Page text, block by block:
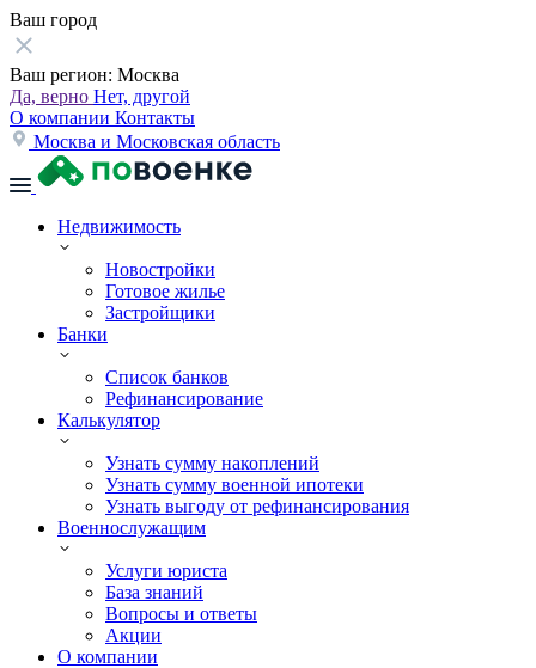
Ваш город
Ваш регион: Москва
Да, верно Нет, другой
О компании Контакты
Москва и Московская область
Недвижимость
Новостройки
Готовое жилье
Застройщики
Банки
Список банков
Рефинансирование
Калькулятор
Узнать сумму накоплений
Узнать сумму военной ипотеки
Узнать выгоду от рефинансирования
Военнослужащим
Услуги юриста
База знаний
Вопросы и ответы
Акции
О компании